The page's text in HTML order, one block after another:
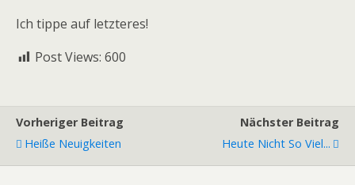
Ich tippe auf letzteres!
Post Views: 600
Vorheriger Beitrag
Heiße Neuigkeiten
Nächster Beitrag
Heute Nicht So Viel...